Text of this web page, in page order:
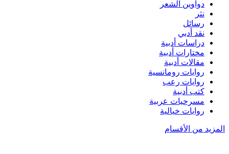
دواوين الشعر
نثر
رسائل
نقد أدبي
دراسات أدبية
مختارات أدبية
مقالات أدبية
روايات رومانسية
روايات رعب
كتب أدبية
مسرحيات عربية
روايات خيالية
المزيد من الأقسام